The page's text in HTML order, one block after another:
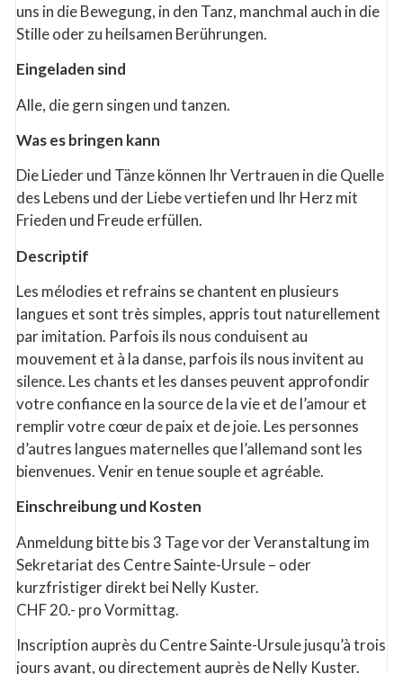
uns in die Bewegung, in den Tanz, manchmal auch in die
Stille oder zu heilsamen Berührungen.
Eingeladen sind
Alle, die gern singen und tanzen.
Was es bringen kann
Die Lieder und Tänze können Ihr Vertrauen in die Quelle
des Lebens und der Liebe vertiefen und Ihr Herz mit
Frieden und Freude erfüllen.
Descriptif
Les mélodies et refrains se chantent en plusieurs
langues et sont très simples, appris tout naturellement
par imitation. Parfois ils nous conduisent au
mouvement et à la danse, parfois ils nous invitent au
silence. Les chants et les danses peuvent approfondir
votre confiance en la source de la vie et de l’amour et
remplir votre cœur de paix et de joie. Les personnes
d’autres langues maternelles que l’allemand sont les
bienvenues. Venir en tenue souple et agréable.
Einschreibung und Kosten
Anmeldung bitte bis 3 Tage vor der Veranstaltung im
Sekretariat des Centre Sainte-Ursule – oder
kurzfristiger direkt bei Nelly Kuster.
CHF 20.- pro Vormittag.
Inscription auprès du Centre Sainte-Ursule jusqu’à trois
jours avant, ou directement auprès de Nelly Kuster.